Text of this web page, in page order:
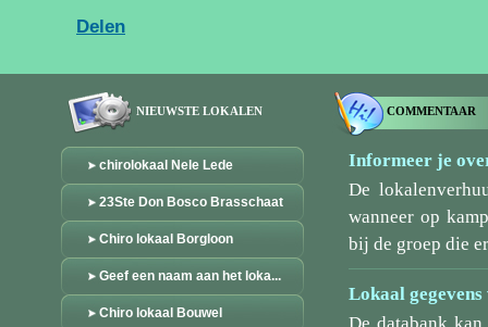
Delen
NIEUWSTE LOKALEN
chirolokaal Nele Lede
23Ste Don Bosco Brasschaat
Chiro lokaal Borgloon
Geef een naam aan het loka...
Chiro lokaal Bouwel
COMMENTAAR
Informeer je
De
wanneer op
bij de groep die
Lokaal